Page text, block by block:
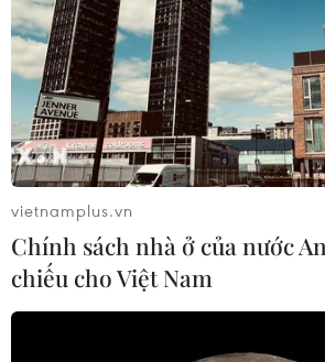
vietnamplus.vn
Chính sách nhà ở của nước
chiếu cho Việt Nam